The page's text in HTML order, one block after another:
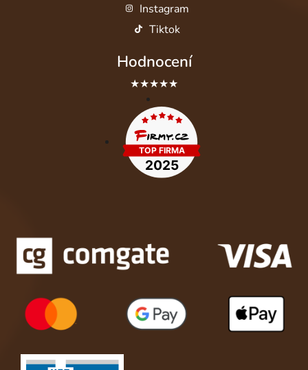
Instagram
Tiktok
Hodnocení
★★★★★